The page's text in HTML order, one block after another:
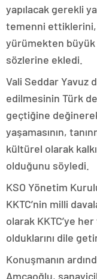
yapılacak gerekli
temenni ettiklerini,
yürümekten büyük
sözlerine ekledi.
Vali Seddar Yavuz
edilmesinin Türk
geçtiğine
yaşamasının,
kültürel olarak
olduğunu söyledi.
KSO Yönetim
KKTC’nin milli
olarak KKTC’ye
olduklarını dile
Konuşmanın
Amcaoğlu,